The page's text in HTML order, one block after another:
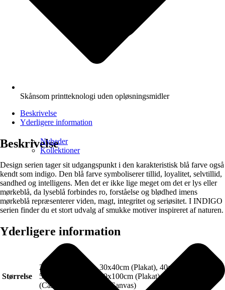
Nyheder
Kollektioner
Skånsom printteknologi uden opløsningsmidler
Beskrivelse
Yderligere information
Beskrivelse
Design serien tager sit udgangspunkt i den karakteristisk blå farve også
kendt som indigo. Den blå farve symboliserer tillid, loyalitet, selvtillid,
sandhed og intelligens. Men det er ikke lige meget om det er lys eller
mørkeblå, da lyseblå forbindes ro, forståelse og blødhed imens
mørkeblå repræsenterer viden, magt, integritet og seriøsitet. I INDIGO
serien finder du et stort udvalg af smukke motiver inspireret af naturen.
Yderligere information
Størrelse
21x30cm (Plakat), 30x40cm (Plakat), 40x50cm (Plakat),
50x70cm (Plakat), 70x100cm (Plakat), 50x70cm
(Canvas), 70x100cm (Canvas)